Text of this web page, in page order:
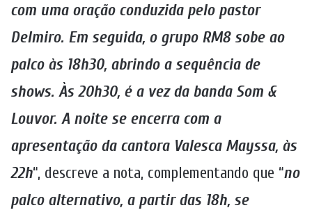
com uma oração conduzida pelo pastor
Delmiro. Em seguida, o grupo RM8 sobe ao
palco às 18h30, abrindo a sequência de
shows. Às 20h30, é a vez da banda Som &
Louvor. A noite se encerra com a
apresentação da cantora Valesca Mayssa, às
22h“, descreve a nota, complementando que “no
palco alternativo, a partir das 18h, se